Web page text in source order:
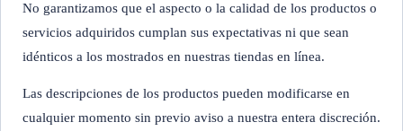
No garantizamos que el aspecto o la calidad de los productos o
servicios adquiridos cumplan sus expectativas ni que sean
idénticos a los mostrados en nuestras tiendas en línea.
Las descripciones de los productos pueden modificarse en
cualquier momento sin previo aviso a nuestra entera discreción.